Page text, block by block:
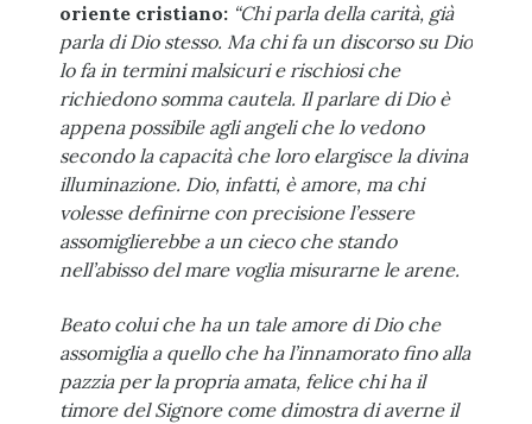
oriente cristiano: “Chi parla della carità, già
parla di Dio stesso. Ma chi fa un discorso su Dio
lo fa in termini malsicuri e rischiosi che
richiedono somma cautela. Il parlare di Dio è
appena possibile agli angeli che lo vedono
secondo la capacità che loro elargisce la divina
illuminazione. Dio, infatti, è amore, ma chi
volesse definirne con precisione l’essere
assomiglierebbe a un cieco che stando
nell’abisso del mare voglia misurarne le arene.
Beato colui che ha un tale amore di Dio che
assomiglia a quello che ha l’innamorato fino alla
pazzia per la propria amata, felice chi ha il
timore del Signore come dimostra di averne il